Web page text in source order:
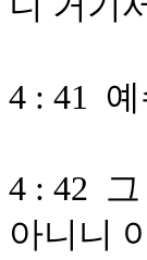
4 : 41
4 : 42
아니니